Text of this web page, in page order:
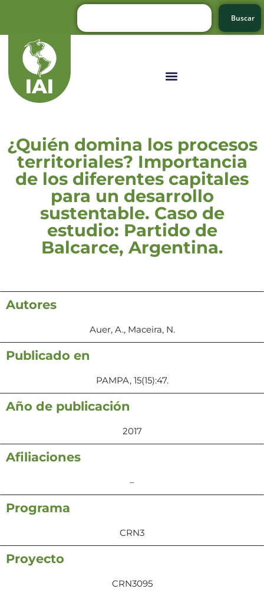
Buscar
¿Quién domina los procesos
territoriales? Importancia
de los diferentes capitales
para un desarrollo
sustentable. Caso de
estudio: Partido de
Balcarce, Argentina.
Autores
Auer, A., Maceira, N.
Publicado en
PAMPA, 15(15):47.
Año de publicación
2017
Afiliaciones
–
Programa
CRN3
Proyecto
CRN3095